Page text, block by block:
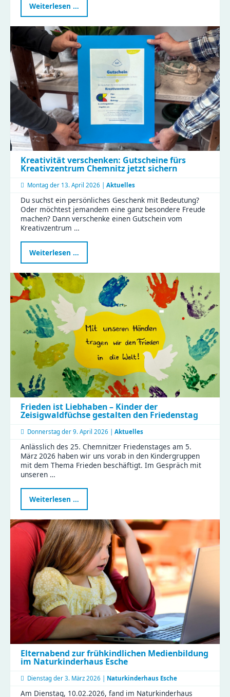
Weiterlesen …
öffnet
für
die
Aktionswoche
Perspektivwechsel
Kreativität verschenken: Gutscheine fürs
Kreativzentrum Chemnitz jetzt sichern
Montag der 13. April 2026 | Aktuelles
Du suchst ein persönliches Geschenk mit Bedeutung?
Oder möchtest jemandem eine ganz besondere Freude
machen? Dann verschenke einen Gutschein vom
Kreativzentrum …
Weiterlesen …
verschenken:
fürs
Kreativzentrum
Chemnitz
jetzt
sichern
Frieden ist Liebhaben – Kinder der
Zeisigwaldfüchse gestalten den Friedenstag
Donnerstag der 9. April 2026 | Aktuelles
Anlässlich des 25. Chemnitzer Friedenstages am 5.
März 2026 haben wir uns vorab in den Kindergruppen
mit dem Thema Frieden beschäftigt. Im Gespräch mit
unseren …
Weiterlesen …
ist
Liebhaben
–
Kinder
der
Zeisigwaldfüchse
gestalten
den
Friedenstag
Elternabend zur frühkindlichen Medienbildung
im Naturkinderhaus Esche
Dienstag der 3. März 2026 | Naturkinderhaus Esche
Am Dienstag, 10.02.2026, fand im Naturkinderhaus